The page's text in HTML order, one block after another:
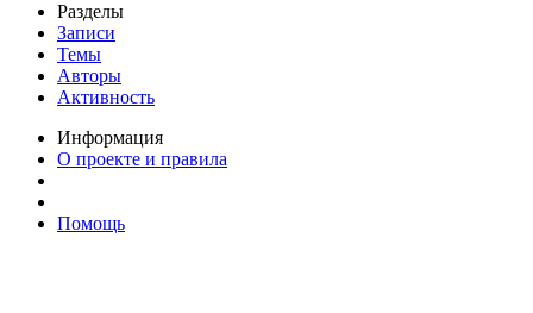
Разделы
Записи
Темы
Авторы
Активность
Информация
О проекте и правила
Помощь